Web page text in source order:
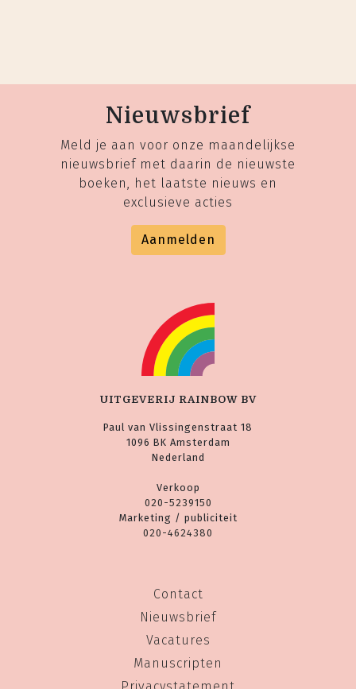
Nieuwsbrief
Meld je aan voor onze maandelijkse
nieuwsbrief met daarin de nieuwste
boeken, het laatste nieuws en
exclusieve acties
Aanmelden
UITGEVERIJ RAINBOW BV
Paul van Vlissingenstraat 18
1096 BK Amsterdam
Nederland
Verkoop
020-5239150
Marketing / publiciteit
020-4624380
Contact
Nieuwsbrief
Vacatures
Manuscripten